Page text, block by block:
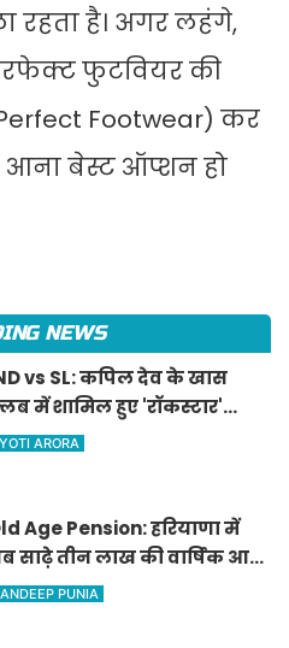
है। अगर लहंगे,
फुटवियर की
Footwear) कर
आना बेस्ट ऑप्शन हो
NEWS
vs SL: कपिल देव के खास
में शामिल हुए 'रॉकस्टार'
ऐसा करने वाले बने मात्र
ARORA
Age Pension: हरियाणा में
साढ़े तीन लाख की वार्षिक आय
बुजुर्गों को भी मिलेगी बुढ़ापा
PUNIA